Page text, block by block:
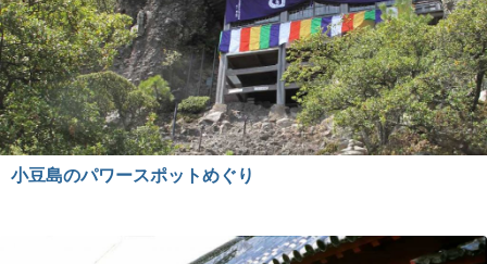
小豆島のパワースポットめぐり